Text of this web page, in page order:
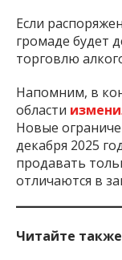
Если
громаде будет
торговлю
Напомним, в
области
Новые
декабря 2025
продавать
отличаются в
Читайте